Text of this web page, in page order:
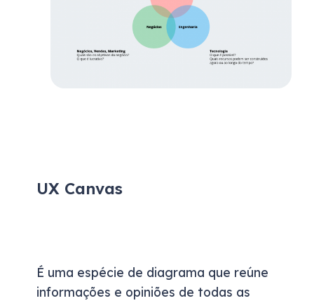
UX Canvas
É uma espécie de diagrama que reúne
informações e opiniões de todas as